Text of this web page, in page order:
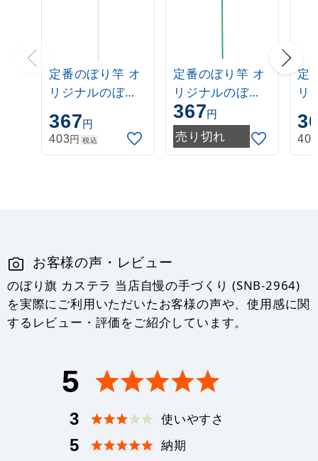
定番のぼり竿 オ
リジナルのぼり
ポール 1.6～3m
伸縮式 白
(30537***)
367円
403円 税込
定番のぼり竿 オ
リジナルのぼり
ポール 1.6～3m
伸縮式 緑
(30537GRN)
367円
売り切れ
定
リ
ポ
伸
403
お客様の声・レビュー
のぼり旗 カステラ 当店自慢の手づくり (SNB-2964)
を実際にご利用いただいたお客様の声や、使用感に関
するレビュー・評価をご紹介しています。
5
3 使いやすさ
5 納期